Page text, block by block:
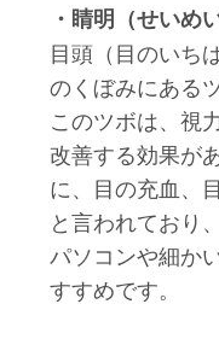
・睛明（せいめい
目頭（目のいち
のくぼみにある
このツボは、視
改善する効果が
に、目の充血、
と言われており
パソコンや細か
すすめです。